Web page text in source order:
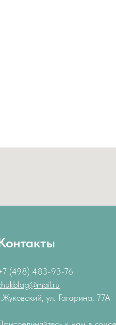
(498) 483-93-76
ул. Гагарина, 77А